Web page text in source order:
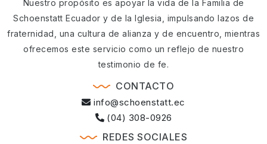
Nuestro propósito es apoyar la vida de la Familia de
Schoenstatt Ecuador y de la Iglesia, impulsando lazos de
fraternidad, una cultura de alianza y de encuentro, mientras
ofrecemos este servicio como un reflejo de nuestro
testimonio de fe.
CONTACTO
info@schoenstatt.ec
(04) 308-0926
REDES SOCIALES